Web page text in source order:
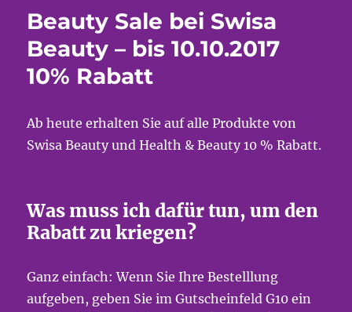
Beauty Sale bei Swisa
Beauty – bis 10.10.2017
10% Rabatt
Ab heute erhalten Sie auf alle Produkte von
Swisa Beauty und Health & Beauty 10 % Rabatt.
Was muss ich dafür tun, um den
Rabatt zu kriegen?
Ganz einfach: Wenn Sie Ihre Bestelllung
aufgeben, geben Sie im Gutscheinfeld G10 ein